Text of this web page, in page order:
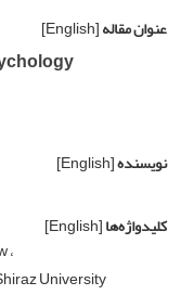
عنوان مقاله[English]
نویسنده[English]
کلیدواژه‌ها[English]
University